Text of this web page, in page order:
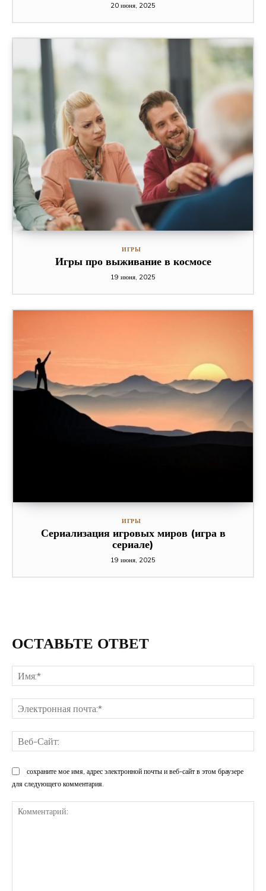
20 июня, 2025
ИГРЫ
Игры про выживание в космосе
19 июня, 2025
ИГРЫ
Сериализация игровых миров (игра в
сериале)
19 июня, 2025
ОСТАВЬТЕ ОТВЕТ
сохраните мое имя, адрес электронной почты и веб-сайт в этом браузере
для следующего комментария.